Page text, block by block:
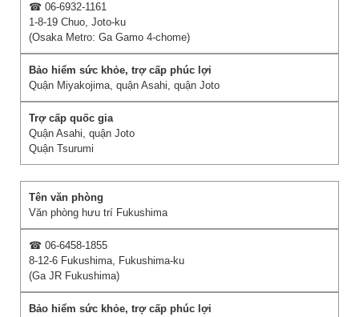
☎ 06-6932-1161
1-8-19 Chuo, Joto-ku
(Osaka Metro: Ga Gamo 4-chome)
Quận Miyakojima, quận Asahi, quận Joto
Quận Asahi, quận Joto
Quận Tsurumi
Văn phòng hưu trí Fukushima
☎ 06-6458-1855
8-12-6 Fukushima, Fukushima-ku
(Ga JR Fukushima)